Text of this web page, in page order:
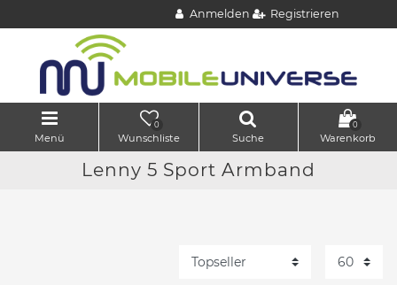
Anmelden Registrieren
Menü
0
Wunschliste Suche
0
Warenkorb
Lenny 5 Sport Armband